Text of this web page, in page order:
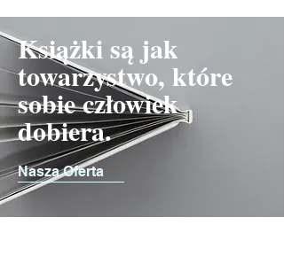
Książki są jak
towarzystwo, które
sobie człowiek
dobiera.
Nasza Oferta